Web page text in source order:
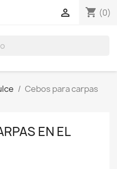
shopping_cart (0)

Cebos para carpas
EN EL